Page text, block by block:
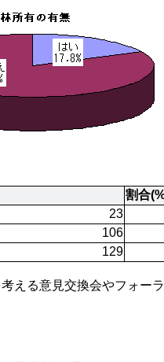
割合
23
106
129
える意見交換会やフォー